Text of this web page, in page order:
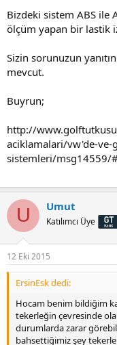
önce 29 dan 33 e
birini kontrol etme
Bu şekilde 33den 27 ye
Bizdeki sistem ABS ile
ölçüm yapan bir lastik
Sizin sorunuzun
mevcut.
Buyrun;
http://
aciklamalari/vw'de-ve-
sistemleri/msg14559/
U Umut
Katılımcı Üye
12 Eki 2015
ErsinEsk dedi:
Hocam benim bildiğim
tekerleğin çevresinde
durumlarda zarar
bahsettiğimiz şey